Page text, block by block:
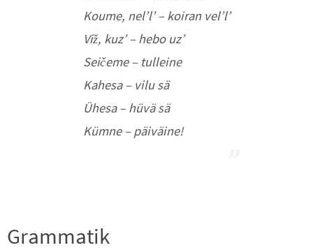
Koume, nel’l’ – koiran vel’l’
Viž, kuz’ – hebo uz’
Seičeme – tulleine
Kahesa – vilu sä
Ühesa – hüvä sä
Kümne – päiväine!
Grammatik